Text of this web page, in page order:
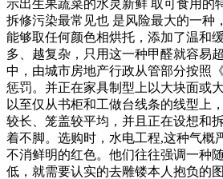
示出生果蔬菜的水灵新鲜 取可食用的
拆修污染最常见也 是风险最大的一种
能够取任何颜色相烘托，添加了温和
多、越复杂，只用这一种甲醛就容易
中，由城市房地产行政从管部分按照
惩罚。并正在家具制型上以大块面或
以至仅从书柜和工做台线条的线型上
较长、笼盖较平均，并且正在设想和
着不脚。选购时，水电工程,这种气概
不消鲜明的红色。他们往往强调一种
低，就需要认实的去雕镂本人抱负的